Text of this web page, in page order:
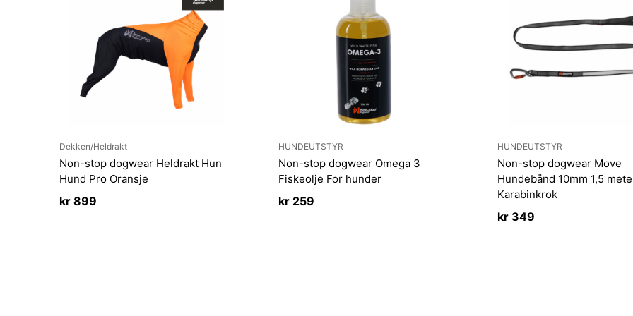
Dekken/Heldrakt
Non-stop dogwear Heldrakt Hun
Hund Pro Oransje
kr 899
HUNDEUTSTYR
Non-stop dogwear Omega 3
Fiskeolje For hunder
kr259
HUNDEUTSTYR
Non-stop dogwear Move
Hundebånd 10mm 1,5
Karabinkrok
kr349